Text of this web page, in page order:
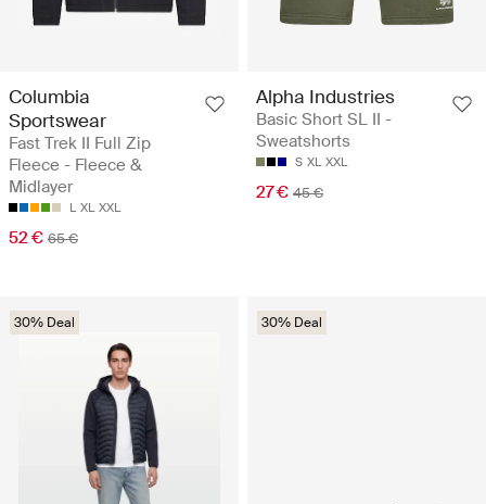
Columbia
Sportswear
Fast Trek II Full Zip
Fleece - Fleece &
Midlayer
L XL XXL
52 € 65 €
Alpha Industries
Basic Short SL II -
Sweatshorts
S XL XXL
27 € 45 €
30% Deal 30% Deal